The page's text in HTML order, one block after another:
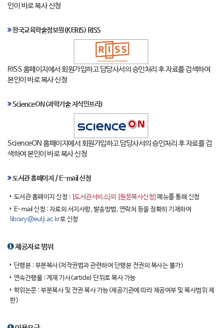
인이 바로 복사 신청
한국교육학술정보원(KERIS) RISS
RISS 홈페이지에서 회원가입하고 담당사서의 승인처리 후 자료를 검색하여
본인이 바로 복사 신청
ScienceON(과학기술 지식인프라)
ScienceON 홈페이지에서 회원가입하고 담당사서의 승인처리 후 자료를 검
색하여 본인이 바로 복사 신청
도서관 홈페이지 / E-mail 신청
도서관 홈페이지 신청 : [도서관서비스]의 [원문복사신청] 메뉴를 통해 신청
E-mail 신청 : 자료의 서지사항, 발송방법, 연락처 등을 정확히 기재하여
library@eulji.ac.kr로 신청
제공자료 범위
단행본 : 부분복사(저작권법과 관련하여 단행본 전권의 복사는 불가)
연속간행물 : 게재 기사(article) 단위로 복사 가능
학위논문 : 부분복사 및 전권 복사 가능(제공기관에 따라 제공여부 및 복사범위 제
한)